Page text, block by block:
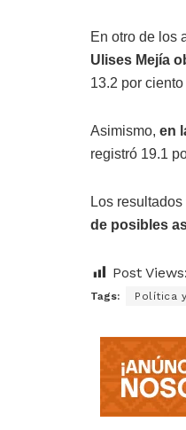
En otro de los
Ulises Mejía
13.2 por
Asimismo, en
registró 19.1
Los
de posibles
Post Views:
Tags: Política